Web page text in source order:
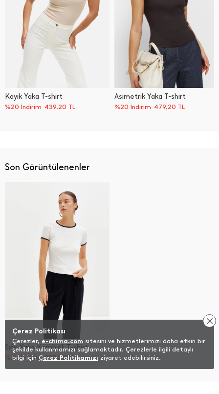
Kayık Yaka T-shirt
%20 İndirim 439,20 TL
Asimetrik Yaka T-shirt
%20 İndirim 479,20 TL
Son Görüntülenenler
Sıfır Yaka Kombinli T-shirt
%20 İndirim 279,20TL
Çerez Politikası
Çerezler, e-chima.com sitesini ve hizmetlerimizi daha etkin bir
şekilde kullanmamızı sağlamaktadır. Çerezlerle ilgili detaylı
bilgi içinÇerez Politikamızı ziyaret edebilirsiniz.